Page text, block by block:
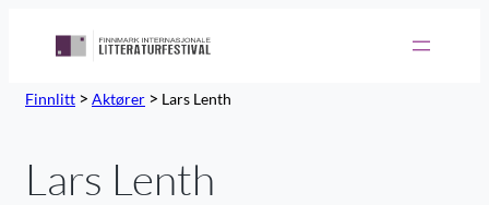
Finnlitt > Aktører > Lars Lenth
Lars Lenth